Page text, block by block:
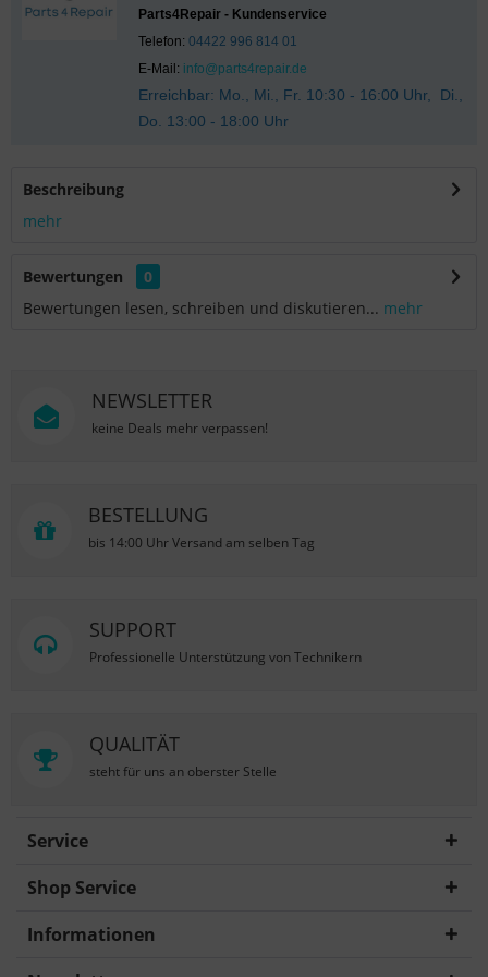
Parts4Repair - Kundenservice
Telefon: 04422 996 814 01
E-Mail: info@parts4repair.de
Erreichbar: Mo., Mi., Fr. 10:30 - 16:00 Uhr, Di.,
Do. 13:00 - 18:00 Uhr
Beschreibung
mehr
Bewertungen
0
Bewertungen lesen, schreiben und diskutieren... mehr
NEWSLETTER
keine Deals mehr verpassen!
BESTELLUNG
bis 14:00 Uhr Versand am selben Tag
SUPPORT
Professionelle Unterstützung von Technikern
QUALITÄT
steht für uns an oberster Stelle
Service
Shop Service
Informationen